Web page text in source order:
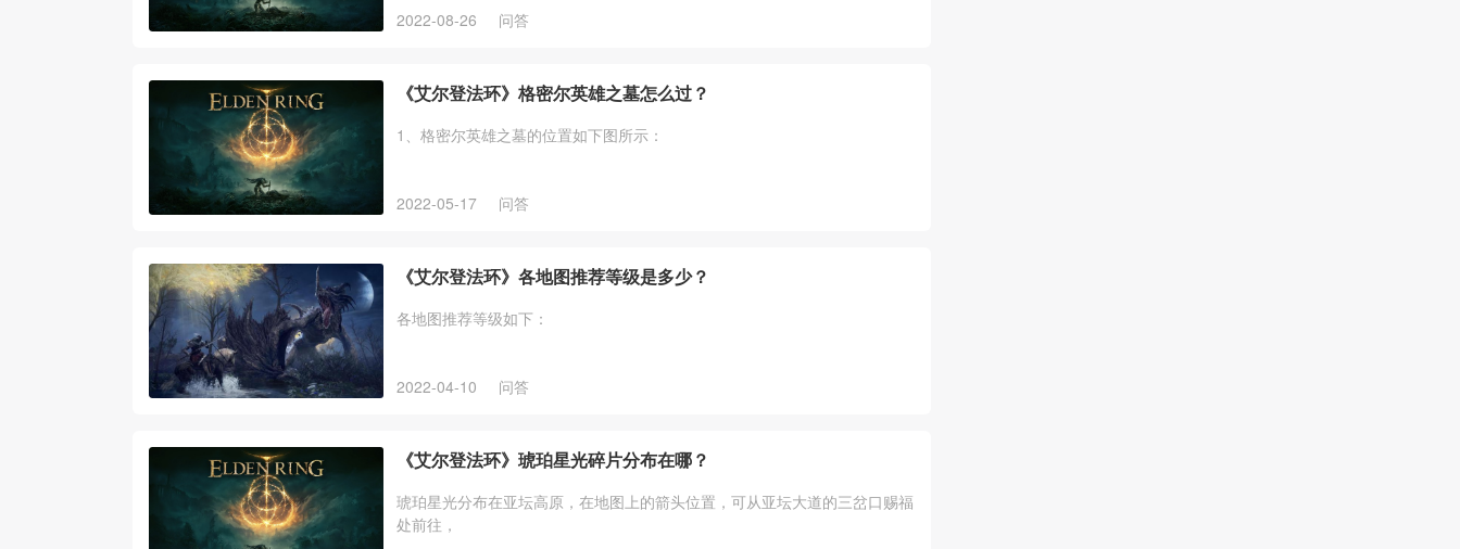
2022-08-26 问答
《艾尔登法环》格密尔英雄之墓怎么过？
1、格密尔英雄之墓的位置如下图所示：
2022-05-17 问答
《艾尔登法环》各地图推荐等级是多少？
各地图推荐等级如下：
2022-04-10 问答
《艾尔登法环》琥珀星光碎片分布在哪？
琥珀星光分布在亚坛高原，在地图上的箭头位置，可从亚坛大道的三岔口赐福
处前往，